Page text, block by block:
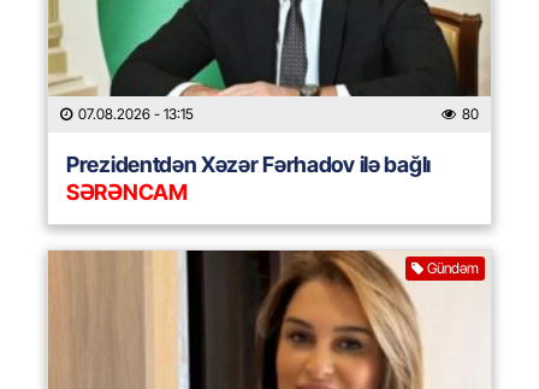
07.08.2026 - 13:15 80
Prezidentdən Xəzər Fərhadov ilə bağlı
SƏRƏNCAM
Gündəm